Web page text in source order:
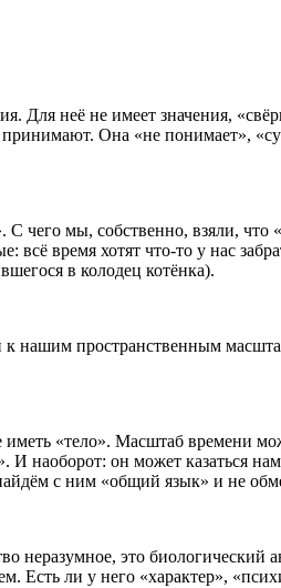
Для неё не имеет значения,
Она «не понимает»,
чего мы, собственно, взяли, что
время хотят что-то у нас
в колодец котёнка).
к нашим пространственным
«тело». Масштаб времени
И наоборот: он может казаться
с ним «общий язык» и не
неразумное, это биологический
ли у него «характер»,